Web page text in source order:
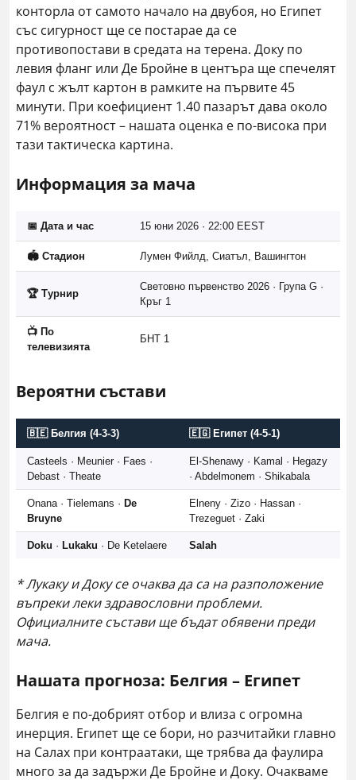
конторла от самото начало на двубоя, но Египет
със сигурност ще се постарае да се
противопостави в средата на терена. Доку по
левия фланг или Де Бройне в центъра ще спечелят
фаул с жълт картон в рамките на първите 45
минути. При коефициент 1.40 пазарът дава около
71% вероятност – нашата оценка е по-висока при
тази тактическа картина.
Информация за мача
📅 Дата и час 15 юни 2026 · 22:00 EEST
🏟️ Стадион Лумен Фийлд, Сиатъл, Вашингтон
🏆 Турнир
Световно първенство 2026 · Група G ·
Кръг 1
📺 По
телевизията
БНТ 1
Вероятни състави
🇧🇪 Белгия (4-3-3) 🇪🇬 Египет (4-5-1)
Casteels · Meunier · Faes ·
Debast · Theate
El-Shenawy · Kamal · Hegazy
· Abdelmonem · Shikabala
Onana · Tielemans · De
Bruyne
Elneny · Zizo · Hassan ·
Trezeguet · Zaki
Doku · Lukaku · De Ketelaere Salah
* Лукаку и Доку се очаква да са на разположение
въпреки леки здравословни проблеми.
Официалните състави ще бъдат обявени преди
мача.
Нашата прогноза: Белгия – Египет
Белгия е по-добрият отбор и влиза с огромна
инерция. Египет ще се бори, но разчитайки главно
на Салах при контраатаки, ще трябва да фаулира
много за да задържи Де Бройне и Доку. Очакваме